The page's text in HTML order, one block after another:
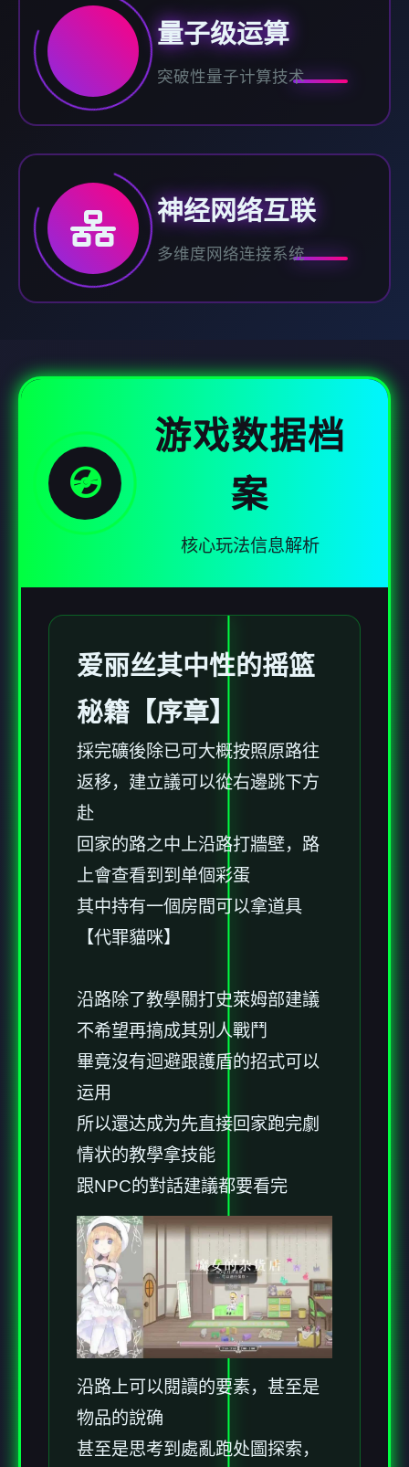
量子级运算
突破性量子计算技术
神经网络互联
多维度网络连接系统
💿
游戏数据档
案
核心玩法信息解析
爱丽丝其中性的摇篮
秘籍【序章】
採完礦後除已可大概按照原路往
返移，建立議可以從右邊跳下方
赴
回家的路之中上沿路打牆壁，路
上會查看到到单個彩蛋
其中持有一個房間可以拿道具
【代罪貓咪】
沿路除了教學關打史萊姆部建議
不希望再搞成其别人戰鬥
畢竟沒有迴避跟護盾的招式可以
运用
所以還达成为先直接回家跑完劇
情状的教學拿技能
跟NPC的對話建議都要看完
沿路上可以閱讀的要素，甚至是
物品的說确
甚至是思考到處亂跑处圖探索，